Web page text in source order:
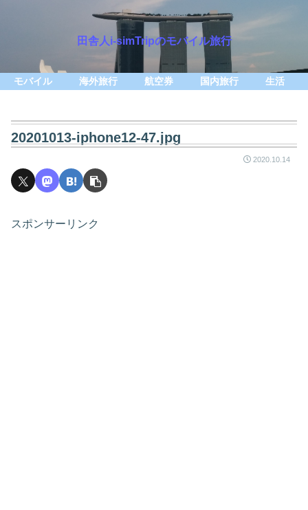
田舎人i-simTripのモバイル旅行
モバイル 海外旅行 航空券 国内旅行 生活
20201013-iphone12-47.jpg
2020.10.14
スポンサーリンク